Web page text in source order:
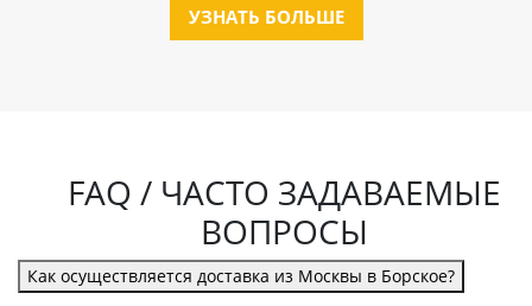
УЗНАТЬ БОЛЬШЕ
FAQ / ЧАСТО ЗАДАВАЕМЫЕ
ВОПРОСЫ
Как осуществляется доставка из Москвы в Борское?